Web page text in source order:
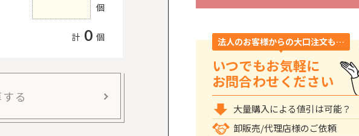
個
計 0 個
る
法人のお客様からの大口注文も…
いつでもお気軽に
お問合わせください
大量購入による値引は可能？
卸販売/代理店様のご依頼